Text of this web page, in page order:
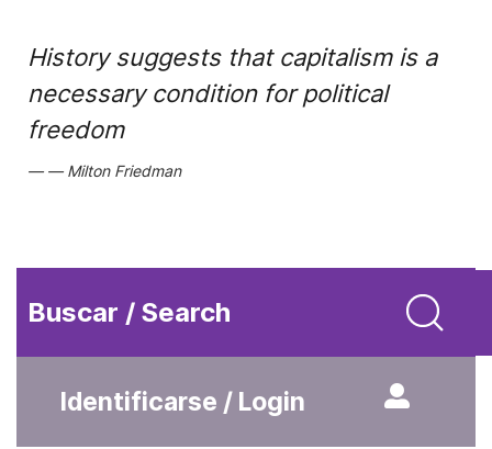
History suggests that capitalism is a
necessary condition for political
freedom
Milton Friedman
Buscar / Search
Identificarse / Login